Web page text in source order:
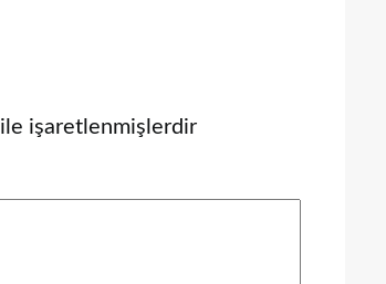
ile işaretlenmişlerdir